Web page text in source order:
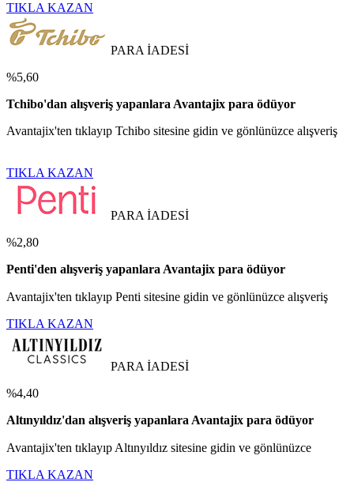
TIKLA KAZAN
PARA İADESİ
%5,60
Tchibo'dan alışveriş yapanlara Avantajix para ödüyor
Avantajix'ten tıklayıp Tchibo sitesine gidin ve gönlünüzce alışveriş
TIKLA KAZAN
PARA İADESİ
%2,80
Penti'den alışveriş yapanlara Avantajix para ödüyor
Avantajix'ten tıklayıp Penti sitesine gidin ve gönlünüzce alışveriş
TIKLA KAZAN
PARA İADESİ
%4,40
Altınyıldız'dan alışveriş yapanlara Avantajix para ödüyor
Avantajix'ten tıklayıp Altınyıldız sitesine gidin ve gönlünüzce
TIKLA KAZAN